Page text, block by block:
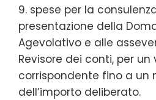
9. spese per la
presentazione della
Agevolativo e alle
Revisore dei conti, per un
corrispondente fino a un
dell’importo deliberato.